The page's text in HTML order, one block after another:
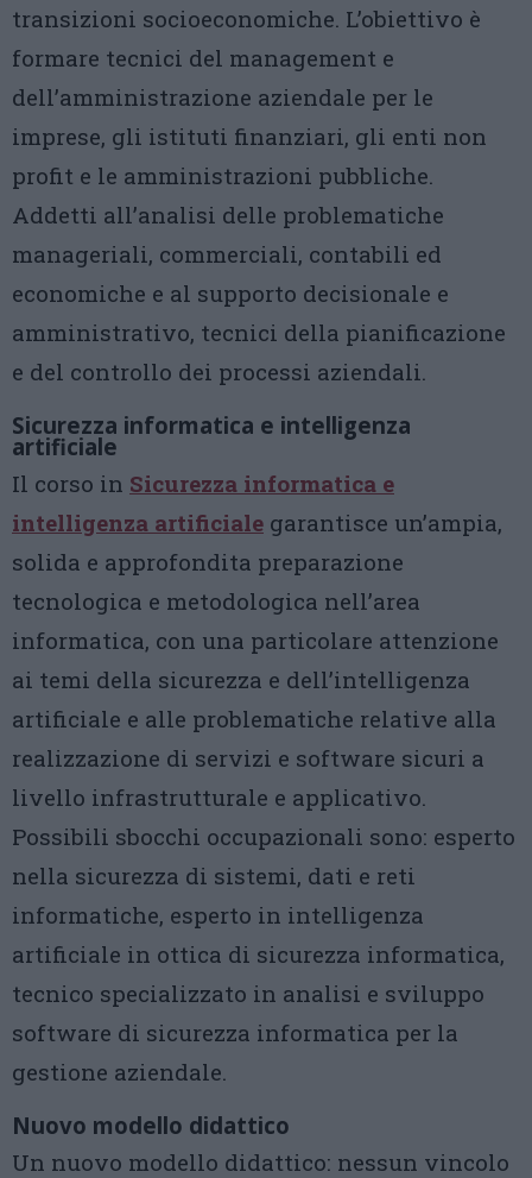
transizioni socioeconomiche. L’obiettivo è
formare tecnici del management e
dell’amministrazione aziendale per le
imprese, gli istituti finanziari, gli enti non
profit e le amministrazioni pubbliche.
Addetti all’analisi delle problematiche
manageriali, commerciali, contabili ed
economiche e al supporto decisionale e
amministrativo, tecnici della pianificazione
e del controllo dei processi aziendali.
Sicurezza informatica e intelligenza
artificiale
Il corso in Sicurezza informatica e
intelligenza artificiale garantisce un’ampia,
solida e approfondita preparazione
tecnologica e metodologica nell’area
informatica, con una particolare attenzione
ai temi della sicurezza e dell’intelligenza
artificiale e alle problematiche relative alla
realizzazione di servizi e software sicuri a
livello infrastrutturale e applicativo.
Possibili sbocchi occupazionali sono: esperto
nella sicurezza di sistemi, dati e reti
informatiche, esperto in intelligenza
artificiale in ottica di sicurezza informatica,
tecnico specializzato in analisi e sviluppo
software di sicurezza informatica per la
gestione aziendale.
Nuovo modello didattico
Un nuovo modello didattico: nessun vincolo